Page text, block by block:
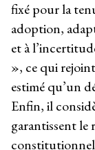
fixé pour la
adoption,
et à
», ce qui
estimé qu’un
Enfin, il
garantissent le